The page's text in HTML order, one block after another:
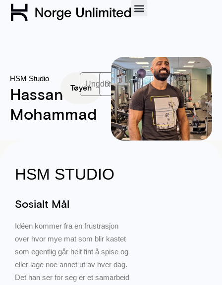
HSM Studio
Hassan
Mohammad
TøyenUngdom
Rus
HSM STUDIO
Sosialt Mål
Idéen kommer fra en frustrasjon
over hvor mye mat som blir kastet
som egentlig går helt fint å spise og
eller lage noe annet ut av hver dag.
Det han ser for seg er et samarbeid